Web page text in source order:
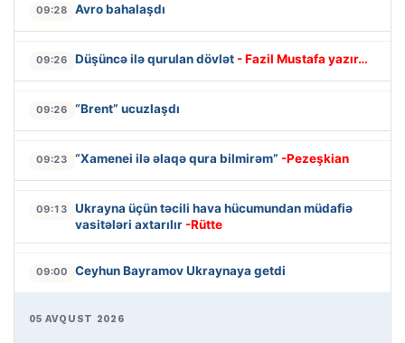
09:28 Avro bahalaşdı
09:26 Düşüncə ilə qurulan dövlət - Fazil Mustafa yazır…
09:26 “Brent” ucuzlaşdı
09:23 “Xamenei ilə əlaqə qura bilmirəm” -Pezeşkian
09:13
Ukrayna üçün təcili hava hücumundan müdafiə
vasitələri axtarılır -Rütte
09:00 Ceyhun Bayramov Ukraynaya getdi
05 AVQUST 2026